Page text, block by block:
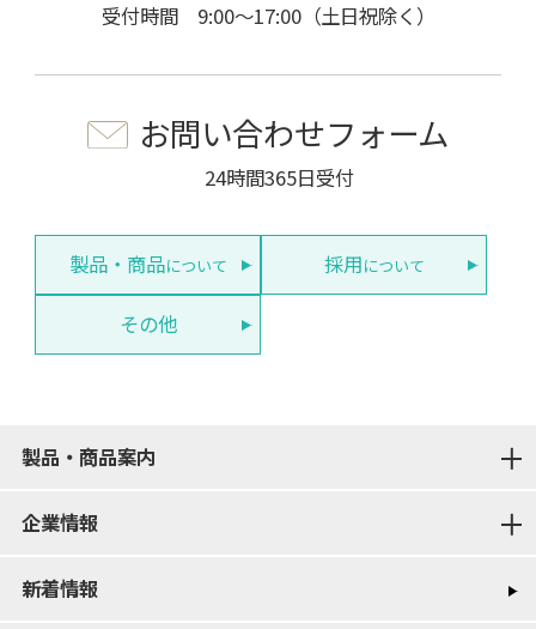
受付時間 9:00～17:00（土日祝除く）
お問い合わせフォーム
24時間365日受付
製品・商品について 採用について
その他
製品・商品案内
企業情報
新着情報